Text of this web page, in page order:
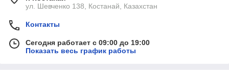
ул. Шевченко 138, Костанай, Казахстан
Контакты
Сегодня работает с 09:00 до 19:00
Показать весь график работы